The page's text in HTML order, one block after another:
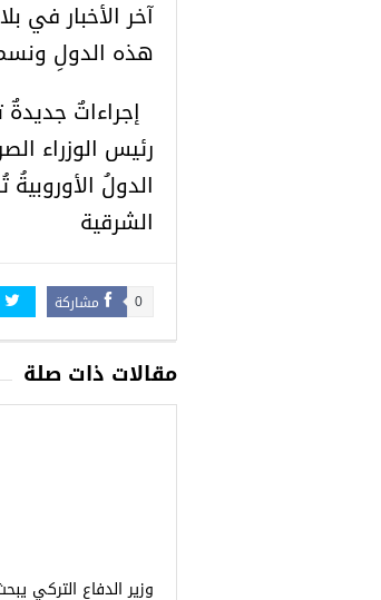
آخر الأخبار في
هذه الدولِ
إجراءاتٌ
رئيس الوزراء
الدولُ
الشرقية
مشاركة 0
مقالات ذات صلة
وزير الدفاع التركي